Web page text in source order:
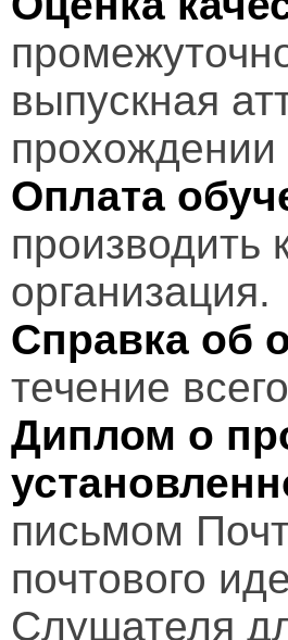
выпускная
прохождении
Оплата
производить
организация.
Справка об
течение
Диплом о
письмом
почтового
Слушателя